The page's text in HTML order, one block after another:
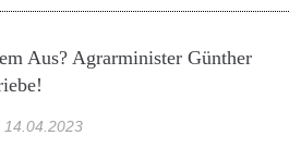
Aus? Agrarminister Günther
14.04.2023